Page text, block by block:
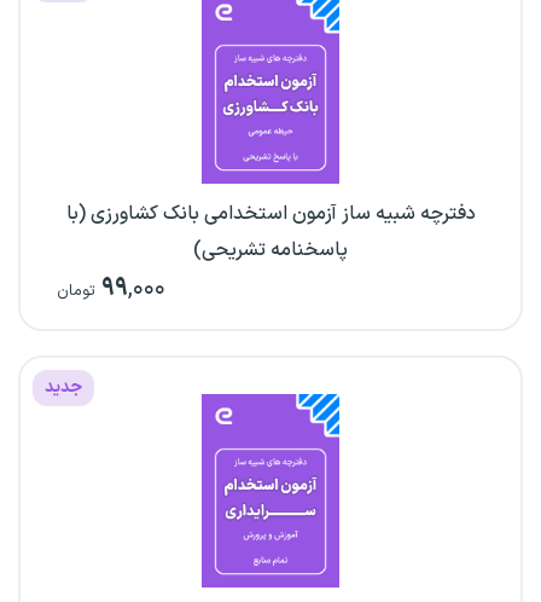
دفترچه شبیه ساز آزمون استخدامی بانک کشاورزی (با
پاسخنامه تشریحی)
۹۹,۰۰۰ تومان
جدید